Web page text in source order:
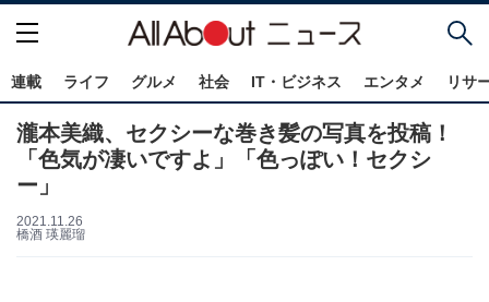
連載 ライフ グルメ 社会 IT・ビジネス エンタメ リサ
瀧本美織、セクシーな巻き髪の写真を投稿！
「色気が凄いですよ」「色っぽい！セクシ
ー」
2021.11.26
橋酒 瑛麗瑠